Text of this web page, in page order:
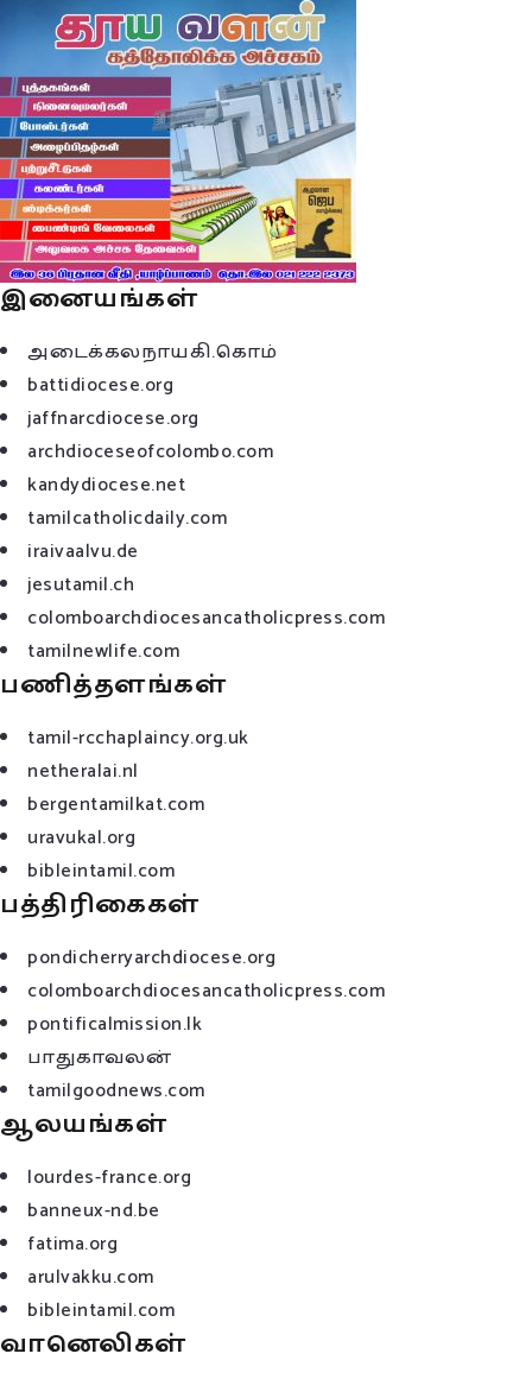
இனையங்கள்
அடைக்கலநாயகி.கொம்
battidiocese.org
jaffnarcdiocese.org
archdioceseofcolombo.com
kandydiocese.net
tamilcatholicdaily.com
iraivaalvu.de
jesutamil.ch
colomboarchdiocesancatholicpress.com
tamilnewlife.com
பணித்தளங்கள்
tamil-rcchaplaincy.org.uk
netheralai.nl
bergentamilkat.com
uravukal.org
bibleintamil.com
பத்திரிகைகள்
pondicherryarchdiocese.org
colomboarchdiocesancatholicpress.com
pontificalmission.lk
பாதுகாவலன்
tamilgoodnews.com
ஆலயங்கள்
lourdes-france.org
banneux-nd.be
fatima.org
arulvakku.com
bibleintamil.com
வானெலிகள்